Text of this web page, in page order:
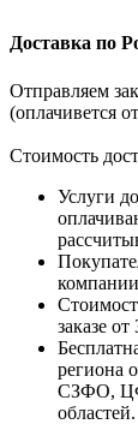
Доставка по
Отправляем
(оплачивется
Стоимость
Услуги
заказе
региона
СЗФО,
областей.